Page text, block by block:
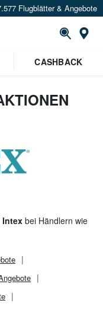
Flugblätter & Angebote
CASHBACK
Intex bei Händlern wie